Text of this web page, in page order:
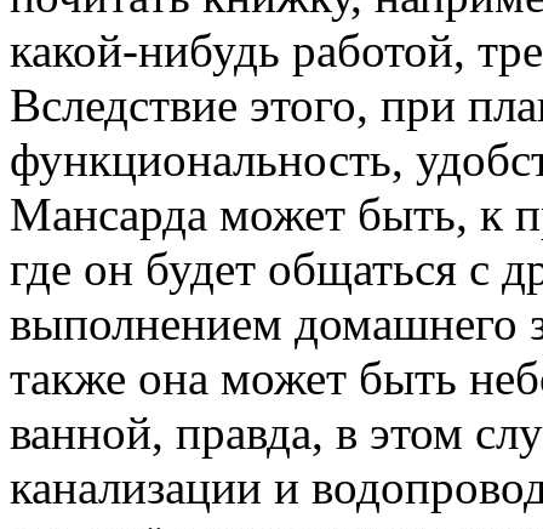
какой-нибудь работой,
Вследствие этого, при
функциональность,
Мансарда может быть, к
где он будет общаться с
выполнением домашнего
также она может быть
ванной, правда, в этом
канализации и